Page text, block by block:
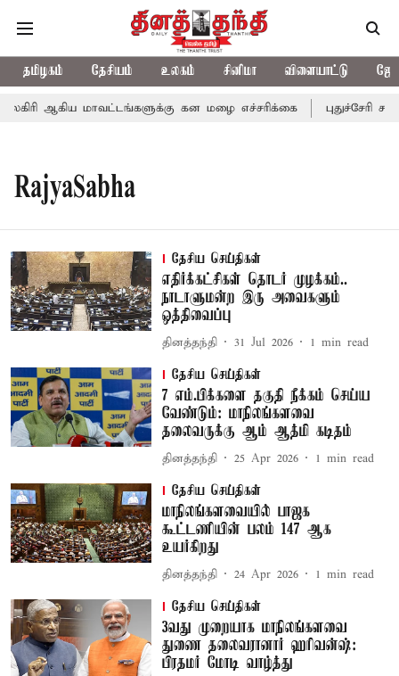
தமிழகம் தேசியம் உலகம் சினிமா விளையாட்டு
ஆகிய மாவட்டங்களுக்கு கன மழை எச்சரிக்கை புதுச்சேரி
RajyaSabha
தேசிய செய்திகள்
எதிர்க்கட்சிகள் தொடர் முழக்கம்..
நாடாளுமன்ற இரு அவைகளும்
ஒத்திவைப்பு
தினத்தந்தி 31 Jul 2026 1 min read
தேசிய செய்திகள்
7 எம்.பிக்களை தகுதி நீக்கம் செய்ய
வேண்டும்: மாநிலங்களவை
தலைவருக்கு ஆம் ஆத்மி கடிதம்
தினத்தந்தி 25 Apr 2026 1 min read
தேசிய செய்திகள்
மாநிலங்களவையில் பாஜக
கூட்டணியின் பலம் 147 ஆக
உயர்கிறது
தினத்தந்தி 24 Apr 2026 1 min read
தேசிய செய்திகள்
3வது முறையாக மாநிலங்களவை
துணை தலைவரானார் ஹரிவன்ஷ்:
பிரதமர் மோடி வாழ்த்து